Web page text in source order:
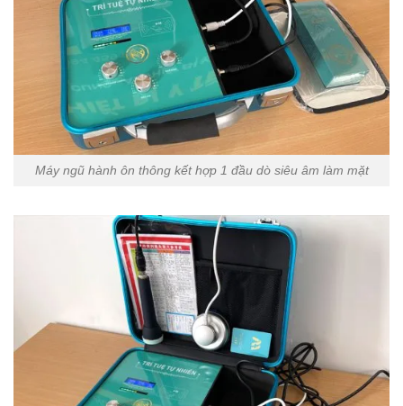
Máy ngũ hành ôn thông kết hợp 1 đầu dò siêu âm làm mặt